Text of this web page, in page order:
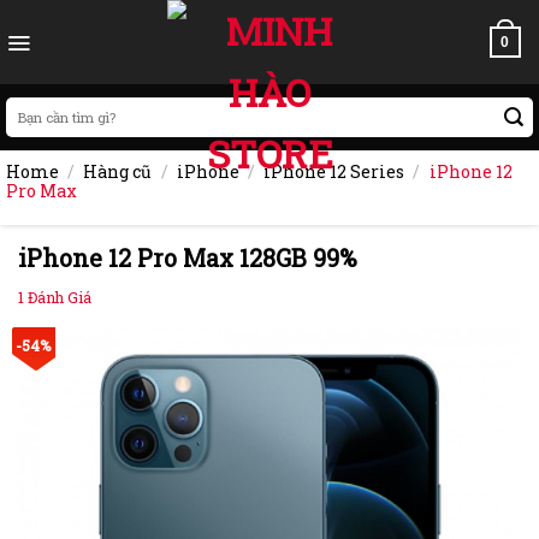
to
0
Search
for:
Home / Hàng cũ / iPhone / iPhone 12 Series / iPhone 12
Pro Max
iPhone 12 Pro Max 128GB 99%
1 Đánh Giá
-54%